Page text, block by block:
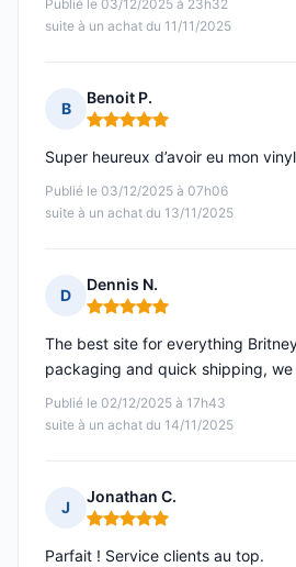
Publié le 03/12/2025 à 23h32
suite à un achat du 11/11/2025
B
Benoit P.
Note : 5 sur 5
Publié le 03/12/2025 à 07h06
suite à un achat du 13/11/2025
Super heureux d’avoir eu mon
D
Dennis N.
Note : 5 sur 5
Publié le 02/12/2025 à 17h43
suite à un achat du 14/11/2025
The best site for everything
packaging and quick shipping, we
J
Jonathan C.
Note : 5 sur 5
Parfait ! Service clients au top.